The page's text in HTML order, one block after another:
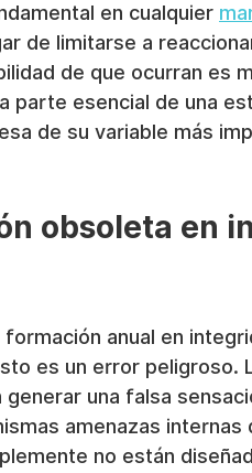
en cualquier
de limitarse a
de que ocurran es
parte esencial de una
de su variable más
obsoleta en
anual en
es un error peligroso.
una falsa
amenazas
no están